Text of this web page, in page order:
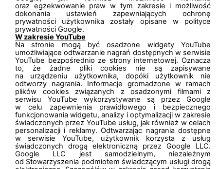
oraz egzekwowanie praw w tym zakresie i możliwość
dokonania ustawień zapewniających ochronę
prywatności użytkownika zostały opisane w polityce
prywatności Google.
W zakresie YouTube
Na stronie mogą być osadzone widgety YouTube
umożliwiające odtwarzanie nagrań dostępnych w serwisie
YouTube bezpośrednio ze strony internetowej. Oznacza
to, że żadne pliki cookies nie są zapisywane
na urządzeniu użytkownika, dopóki użytkownik nie
odtworzy nagrania. Informacje gromadzone w ramach
plików cookies związanych z osadzonymi filmami z
serwisu YouTube wykorzystywane są przez Google
w celu zapewnienia prawidłowego i bezpiecznego
funkcjonowania widgetu, analizy i optymalizacji w zakresie
świadczonych przez YouTube usług, jak również w celach
personalizacji i reklamy. Odtwarzając nagrania dostępne
w serwisie YouTube, użytkownik korzysta z usług
świadczonych drogą elektroniczną przez Google LLC.
Google LLC jest samodzielnym, niezależnym
od Stowarzyszenia podmiotem świadczącym usługi drogą